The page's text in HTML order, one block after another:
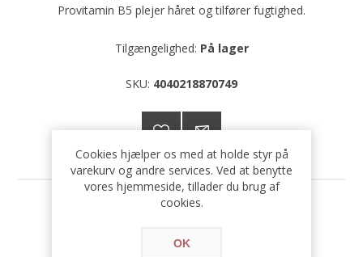
Provitamin B5 plejer håret og tilfører fugtighed.
Tilgængelighed: På lager
SKU: 4040218870749
209,00 DKK
Cookies hjælper os med at holde styr på
varekurv og andre services. Ved at benytte
vores hjemmeside, tillader du brug af
cookies.
OK